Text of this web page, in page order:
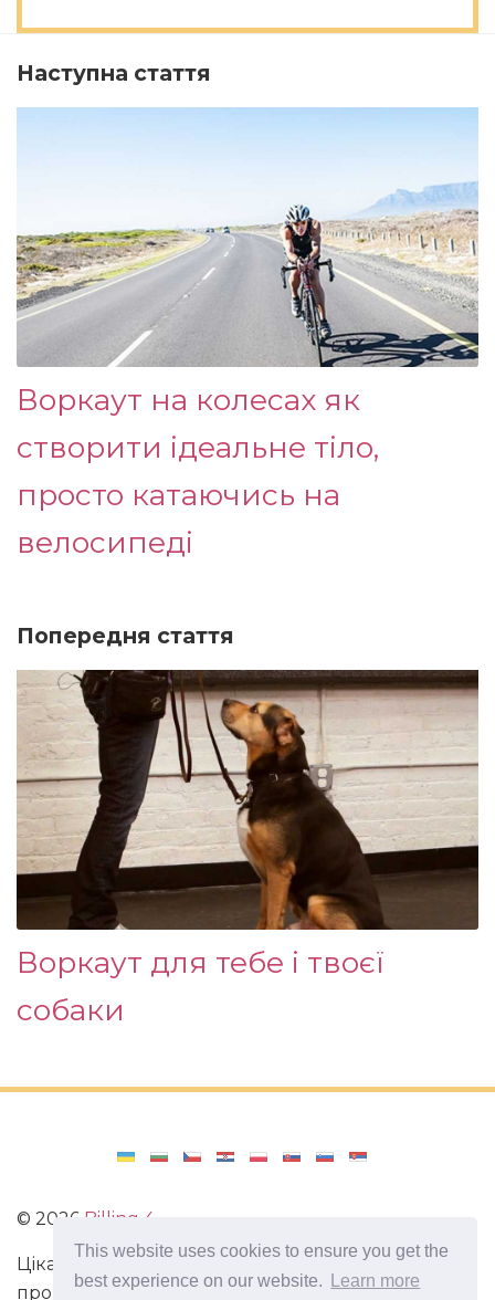
This website uses cookies to ensure you get the
best experience on our website.
Learn more
Наступна стаття
Воркаут на колесах як
створити ідеальне тіло,
просто катаючись на
велосипеді
Попередня стаття
Воркаут для тебе і твоєї
собаки
© 2026 Billing 4
Цікаві та захоплюючі факти з усього світу. Статті
про виживання в непередбачених ситуаціях.